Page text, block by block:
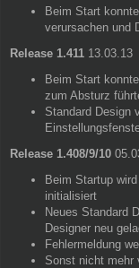
Beim Start
verursachen und
Release 1.411 13.03.13
Beim Start
zum Absturz
Standard Design
Release 1.408/9/10
Beim Startup
initialisiert
Neues Standard
Designer neu
Fehlermeldung
Sonst nicht mehr